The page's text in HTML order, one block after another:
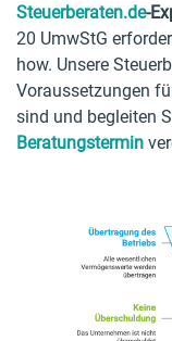
Steuerberaten.de-
20 UmwStG
how. Unsere
Voraussetzungen
sind und begleiten
Beratungstermin